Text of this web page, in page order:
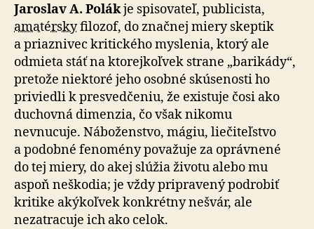
Jaroslav A. Polákje spisovateľ, publicista,
amatérskyfilozof, do značnej miery skeptik
a priaznivec kritického myslenia, ktorý ale
odmieta stáť na kto­rej­koľ­vek strane „ba­ri­ká­dy“,
pre­to­že niektoré jeho osobné skúsenosti ho
priviedli k presved­če­niu, že exis­tu­je čosi ako
duchovná dimenzia, čo však nikomu
nevnucuje. Náboženstvo, mágiu, lie­či­teľ­stvo
a po­dob­né fenomény považuje za opráv­ne­né
do tej miery, do akej slúžia životu alebo mu
aspoň neškodia; je vždy pripravený podrobiť
kritike aký­koľ­vek konkrétny nešvár, ale
nezatracuje ich ako celok.